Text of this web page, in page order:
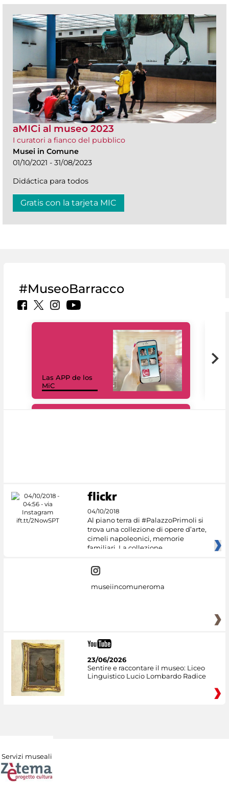
aMICi al museo 2023
I curatori a fianco del pubblico
Musei in Comune
01/10/2021 - 31/08/2023
Didáctica para todos
Gratis con la tarjeta MIC
#MuseoBarracco
Las APP de los
MiC
04/10/2018
Al piano terra di #PalazzoPrimoli si
trova una collezione di opere d’arte,
cimeli napoleonici, memorie
familiari. La collezione
museiincomuneroma
23/06/2026
Sentire e raccontare il museo: Liceo
Linguistico Lucio Lombardo Radice
Servizi museali